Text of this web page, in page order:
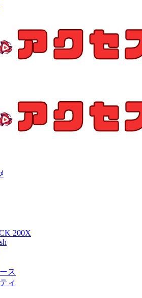
した動画紹介ブログ
200X
ス
ィ